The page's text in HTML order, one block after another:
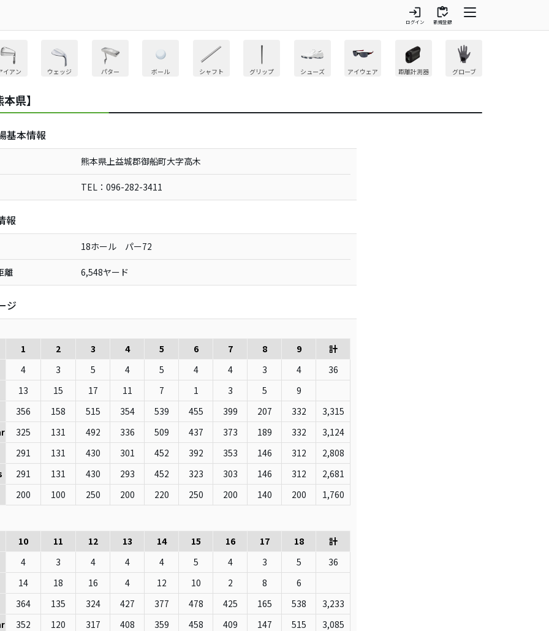
login
ログイン
inventory
新規登録
イアン ウェッジ パター ボール シャフト グリップ シューズ アイウェア 距離計測器 グローブ
県】
基本情報
熊本県上益城郡御船町大字高木
TEL：096-282-3411
報
18ホール パー72
離 6,548ヤード
ジ
1 2 3 4 5 6 7 8 9
計
4
3 5 4 5 4 4 3 4
36
13
15 17 11 7 1 3 5
9
356
158 515 354 539 455 399 207 332 3,315
325 131 492 336 509 437 373 189 332
3,124
291
131 430 301 452 392 353 146 312 2,808
291 131 430 293 452 323 303 146 312
2,681
200
100 250 200 220 250 200 140 200 1,760
10 11 12 13 14 15 16 17 18
計
4
3 4 4 4 5 4 3 5
36
14
18 16 4 12 10 2 8
6
364
135 324 427 377 478 425 165 538 3,233
352 120 317 408 359 458 409 147 515
3,085